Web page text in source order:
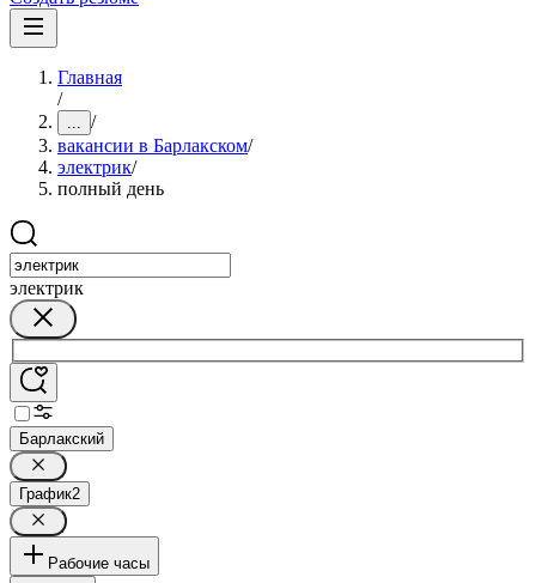
Главная
/
... /
вакансии в Барлакском/
электрик/
полный день
электрик
Барлакский
График2
Рабочие часы